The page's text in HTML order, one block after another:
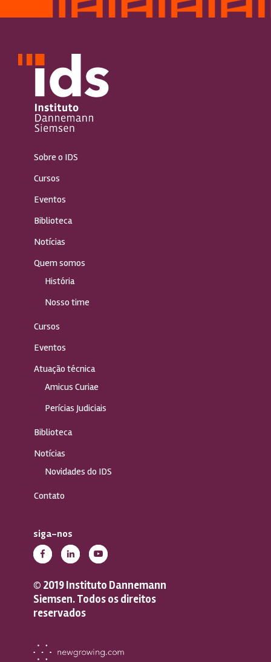
Sobre o IDS
Cursos
Eventos
Biblioteca
Notícias
Quem somos
História
Nosso time
Cursos
Eventos
Atuação técnica
Amicus Curiae
Perícias Judiciais
Biblioteca
Notícias
Novidades do IDS
Contato
siga-nos
© 2019 Instituto Dannemann
Siemsen. Todos os direitos
reservados